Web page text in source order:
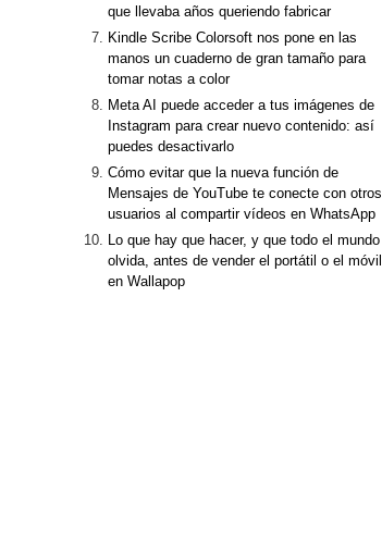
que llevaba años queriendo fabricar
Kindle Scribe Colorsoft nos pone en las
manos un cuaderno de gran tamaño para
tomar notas a color
Meta AI puede acceder a tus imágenes de
Instagram para crear nuevo contenido: así
puedes desactivarlo
Cómo evitar que la nueva función de
Mensajes de YouTube te conecte con otros
usuarios al compartir vídeos en WhatsApp
Lo que hay que hacer, y que todo el mundo
olvida, antes de vender el portátil o el móvil
en Wallapop